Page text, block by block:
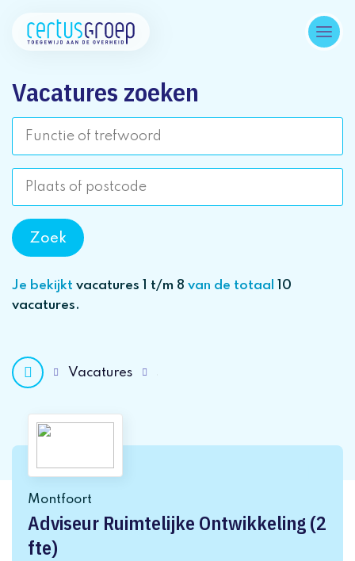
Vacatures zoeken
Je bekijkt vacatures 1 t/m 8 van de totaal
10
vacatures.
Vacatures
Montfoort
Adviseur Ruimtelijke Ontwikkeling (2
fte)